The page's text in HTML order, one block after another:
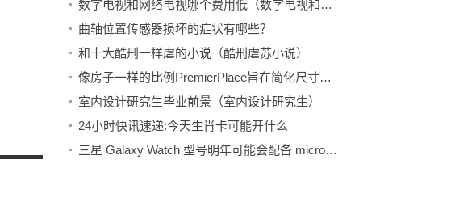
数字电视和网络电视哪个费用低（数字电视和网络电视的区别）-环球动态
曲轴位置传感器损坏的症状有哪些？
和十大酷刑一样虐的小说（酷刑虐苏小说）
像房子一样的比例PremierPlace旨在简​​化尺寸的新型护垫-观焦点
室内设计研究生毕业前景（室内设计研究生）
24小时快讯速递:今天生肖卡可能开什么
三星 Galaxy Watch 型号明年可能会配备 microLED 显示屏|热点聚焦